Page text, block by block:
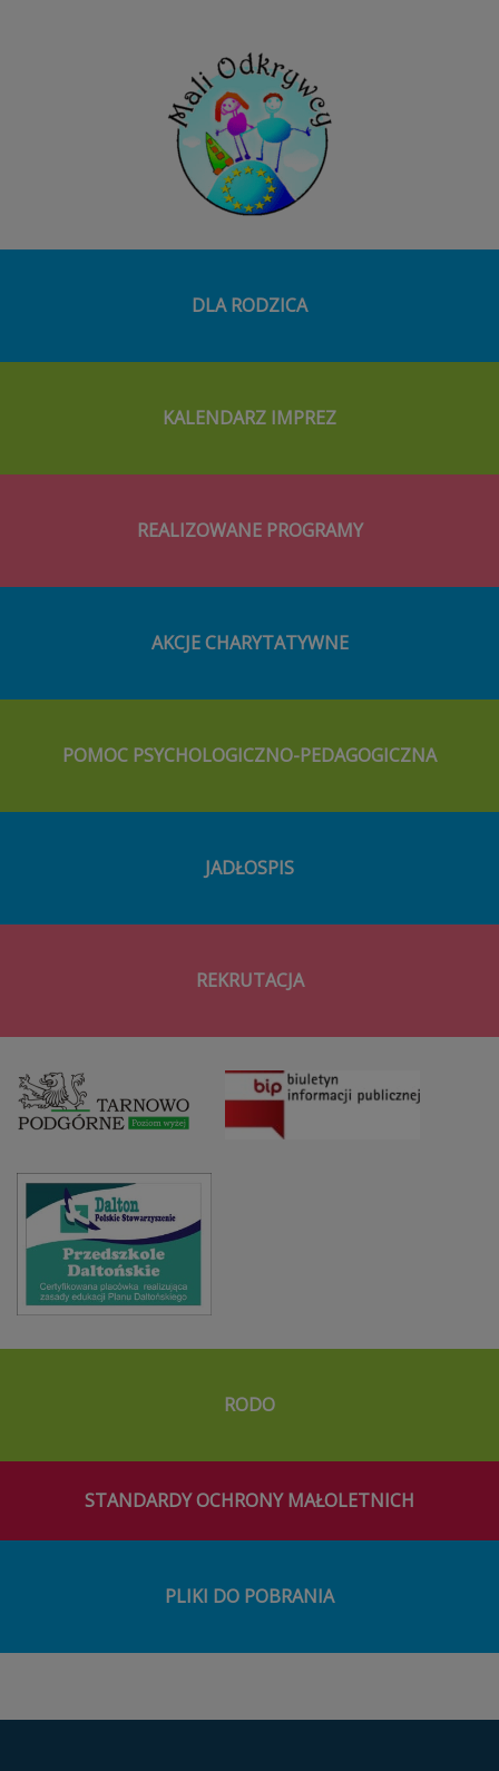
DLA RODZICA
KALENDARZ IMPREZ
REALIZOWANE PROGRAMY
AKCJE CHARYTATYWNE
POMOC PSYCHOLOGICZNO-PEDAGOGICZNA
JADŁOSPIS
REKRUTACJA
RODO
STANDARDY OCHRONY MAŁOLETNICH
PLIKI DO POBRANIA